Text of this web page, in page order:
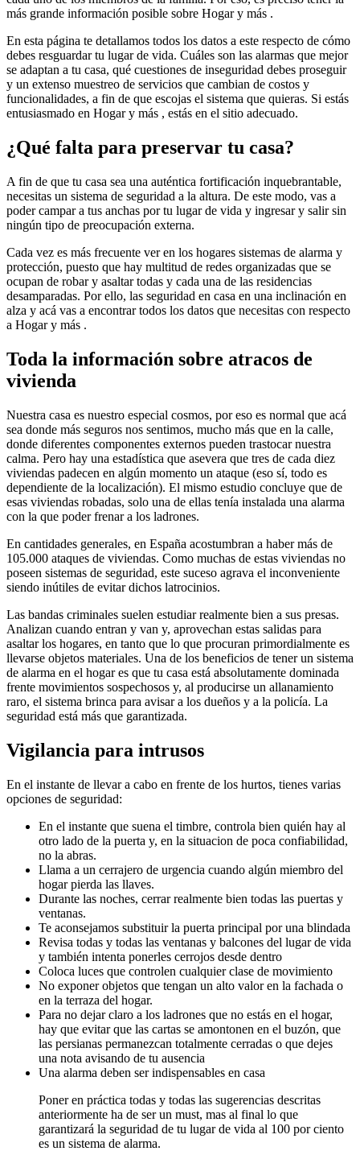
más grande información posible sobre Hogar y más .
En esta página te detallamos todos los datos a este respecto de cómo
debes resguardar tu lugar de vida. Cuáles son las alarmas que mejor
se adaptan a tu casa, qué cuestiones de inseguridad debes proseguir
y un extenso muestreo de servicios que cambian de costos y
funcionalidades, a fin de que escojas el sistema que quieras. Si estás
entusiasmado en Hogar y más , estás en el sitio adecuado.
¿Qué falta para preservar tu casa?
A fin de que tu casa sea una auténtica fortificación inquebrantable,
necesitas un sistema de seguridad a la altura. De este modo, vas a
poder campar a tus anchas por tu lugar de vida y ingresar y salir sin
ningún tipo de preocupación externa.
Cada vez es más frecuente ver en los hogares sistemas de alarma y
protección, puesto que hay multitud de redes organizadas que se
ocupan de robar y asaltar todas y cada una de las residencias
desamparadas. Por ello, las seguridad en casa en una inclinación en
alza y acá vas a encontrar todos los datos que necesitas con respecto
a Hogar y más .
Toda la información sobre atracos de
vivienda
Nuestra casa es nuestro especial cosmos, por eso es normal que acá
sea donde más seguros nos sentimos, mucho más que en la calle,
donde diferentes componentes externos pueden trastocar nuestra
calma. Pero hay una estadística que asevera que tres de cada diez
viviendas padecen en algún momento un ataque (eso sí, todo es
dependiente de la localización). El mismo estudio concluye que de
esas viviendas robadas, solo una de ellas tenía instalada una alarma
con la que poder frenar a los ladrones.
En cantidades generales, en España acostumbran a haber más de
105.000 ataques de viviendas. Como muchas de estas viviendas no
poseen sistemas de seguridad, este suceso agrava el inconveniente
siendo inútiles de evitar dichos latrocinios.
Las bandas criminales suelen estudiar realmente bien a sus presas.
Analizan cuando entran y van y, aprovechan estas salidas para
asaltar los hogares, en tanto que lo que procuran primordialmente es
llevarse objetos materiales. Una de los beneficios de tener un sistema
de alarma en el hogar es que tu casa está absolutamente dominada
frente movimientos sospechosos y, al producirse un allanamiento
raro, el sistema brinca para avisar a los dueños y a la policía. La
seguridad está más que garantizada.
Vigilancia para intrusos
En el instante de llevar a cabo en frente de los hurtos, tienes varias
opciones de seguridad:
En el instante que suena el timbre, controla bien quién hay al
otro lado de la puerta y, en la situacion de poca confiabilidad,
no la abras.
Llama a un cerrajero de urgencia cuando algún miembro del
hogar pierda las llaves.
Durante las noches, cerrar realmente bien todas las puertas y
ventanas.
Te aconsejamos substituir la puerta principal por una blindada
Revisa todas y todas las ventanas y balcones del lugar de vida
y también intenta ponerles cerrojos desde dentro
Coloca luces que controlen cualquier clase de movimiento
No exponer objetos que tengan un alto valor en la fachada o
en la terraza del hogar.
Para no dejar claro a los ladrones que no estás en el hogar,
hay que evitar que las cartas se amontonen en el buzón, que
las persianas permanezcan totalmente cerradas o que dejes
una nota avisando de tu ausencia
Una alarma deben ser indispensables en casa
Poner en práctica todas y todas las sugerencias descritas
anteriormente ha de ser un must, mas al final lo que
garantizará la seguridad de tu lugar de vida al 100 por ciento
es un sistema de alarma.